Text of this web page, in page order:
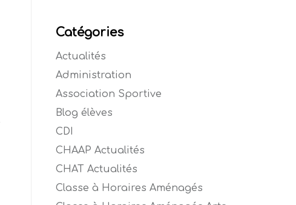
Catégories
Actualités
Administration
Association Sportive
Blog élèves
CDI
CHAAP Actualités
CHAT Actualités
Classe à Horaires Aménagés